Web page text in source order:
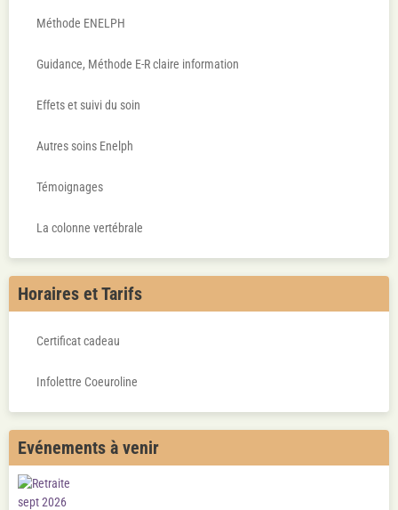
Méthode ENELPH
Guidance, Méthode E-R claire information
Effets et suivi du soin
Autres soins Enelph
Témoignages
La colonne vertébrale
Horaires et Tarifs
Certificat cadeau
Infolettre Coeuroline
Evénements à venir